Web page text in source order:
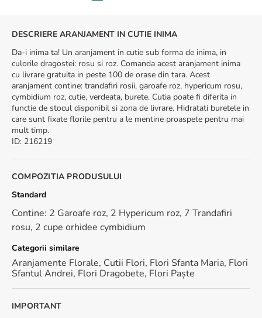
DESCRIERE ARANJAMENT IN CUTIE INIMA
Da-i inima ta! Un aranjament in cutie sub forma de inima, in
culorile dragostei: rosu si roz. Comanda acest aranjament inima
cu livrare gratuita in peste 100 de orase din tara. Acest
aranjament contine: trandafiri rosii, garoafe roz, hypericum rosu,
cymbidium roz, cutie, verdeata, burete. Cutia poate fi diferita in
functie de stocul disponibil si zona de livrare. Hidratati buretele in
care sunt fixate florile pentru a le mentine proaspete pentru mai
mult timp.
ID: 216219
COMPOZITIA PRODUSULUI
Standard
Contine: 2 Garoafe roz, 2 Hypericum roz, 7 Trandafiri
rosu, 2 cupe orhidee cymbidium
Categorii similare
Aranjamente Florale, Cutii Flori, Flori Sfanta Maria, Flori
Sfantul Andrei, Flori Dragobete, Flori Paște
IMPORTANT